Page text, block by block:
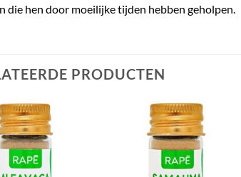
die hen door moeilijke tijden hebben geholpen.
PRODUCTEN